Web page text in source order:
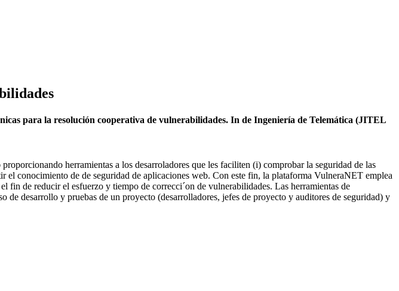
para la resolución cooperativa de vulnerabilidades. In de Ingeniería de Telemática (JITEL
herramientas a los desarroladores que les faciliten (i) comprobar la seguridad de las
conocimiento de de seguridad de aplicaciones web. Con este fin, la plataforma VulneraNET emplea
fin de reducir el esfuerzo y tiempo de correcci´on de vulnerabilidades. Las herramientas de
desarrollo y pruebas de un proyecto (desarrolladores, jefes de proyecto y auditores de seguridad) y